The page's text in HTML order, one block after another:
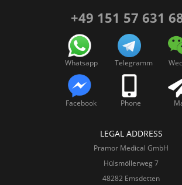
+49 151 57 631
Whatsapp Telegramm
Facebook Phone
LEGAL ADDRESS
Pramor Medical GmbH
Hülsmöllerweg 7
48282 Emsdetten